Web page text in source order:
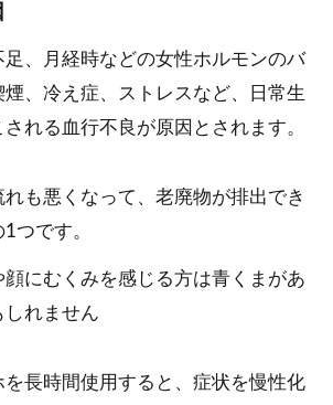
足、月経時などの女性ホルモンのバ
、冷え症、ストレスなど、日常生
れる血行不良が原因とされます。
れも悪くなって、老廃物が排出でき
つです。
にむくみを感じる方は青くまがあ
しれません
長時間使用すると、症状を慢性化